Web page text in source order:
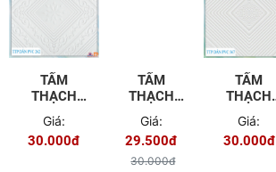
TẤM
THẠCH
PVC-262
Giá:
30.000đ
TẤM
THẠCH
PVC-996
Giá:
29.500đ
30.000đ
TẤM
THẠCH
PVC-567
Giá:
30.000đ